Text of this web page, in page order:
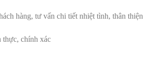
hàng, tư vấn chi tiết nhiệt tình, thân thiện
thực, chính xác